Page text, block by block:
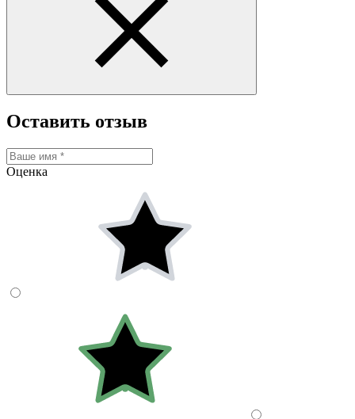
Оставить отзыв
Оценка